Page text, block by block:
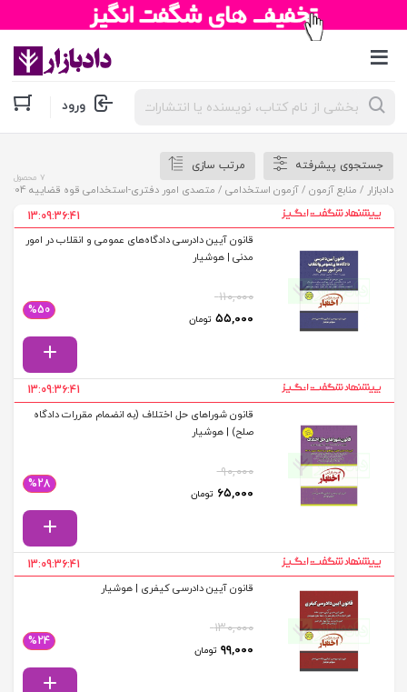
جستجوی
محصولات ورود
جستجوی پیشرفته
مرتب سازی
دادبازار / منابع آزمون /آزمون استخدامی / متصدی امور دفتری-استخدامی قوه قضاییه 1404
7 محصول
13:09:36:41
قانون آیین دادرسی دادگاه‌های عمومی و انقلاب در امور
مدنی | هوشیار
۱۱۰,۰۰۰
قیمت اصلی: ۱۱۰,۰۰۰ تومان بود.
۵۵,۰۰۰ تومانقیمت فعلی: ۵۵,۰۰۰ تومان.
%50
13:09:36:41
قانون شوراهای حل اختلاف (به انضمام مقررات دادگاه
صلح) | هوشیار
۹۰,۰۰۰
قیمت اصلی: ۹۰,۰۰۰ تومان بود.
۶۵,۰۰۰ تومانقیمت فعلی: ۶۵,۰۰۰ تومان.
%28
13:09:36:41
قانون آیین دادرسی کیفری | هوشیار
۱۳۰,۰۰۰
قیمت اصلی: ۱۳۰,۰۰۰ تومان بود.
۹۹,۰۰۰ تومانقیمت فعلی: ۹۹,۰۰۰ تومان.
%24